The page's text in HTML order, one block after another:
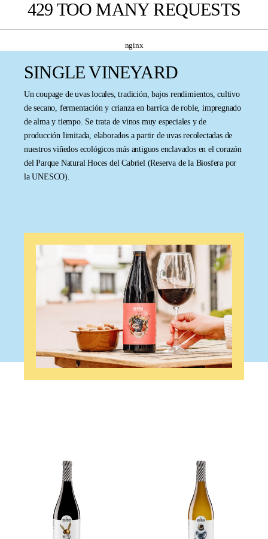
principal
429 TOO MANY REQUESTS
nginx
SINGLE VINEYARD
Un coupage de uvas locales, tradición, bajos rendimientos, cultivo
de secano, fermentación y crianza en barrica de roble, impregnado
de alma y tiempo. Se trata de vinos muy especiales y de
producción limitada, elaborados a partir de uvas recolectadas de
nuestros viñedos ecológicos más antiguos enclavados en el corazón
del Parque Natural Hoces del Cabriel (Reserva de la Biosfera por
la UNESCO).